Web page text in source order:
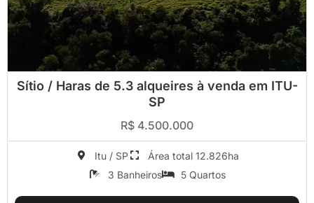
Sítio / Haras de 5.3 alqueires à venda em ITU-
SP
R$ 4.500.000
Itu / SP
Área total 12.826ha
3 Banheiros
5 Quartos